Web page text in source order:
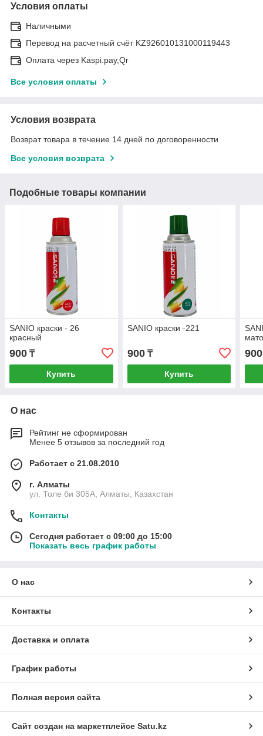
Условия оплаты
Наличными
Перевод на расчетный счёт KZ926010131000119443
Оплата через Kaspi.pay,Qr
Все условия оплаты
Условия возврата
Возврат товара в течение 14 дней по договоренности
Все условия возврата
Подобные товары компании
SANIO краски - 26
красный
900 ₸
Купить
SANIO краски -221
900₸
Купить
900
О нас
Рейтинг не сформирован
Менее 5 отзывов за последний год
Работает с 21.08.2010
г. Алматы
ул. Толе би 305А, Алматы, Казахстан
Контакты
Сегодня работает с 09:00 до 15:00
Показать весь график работы
О нас
Контакты
Доставка и оплата
График работы
Полная версия сайта
Сайт создан на маркетплейсе Satu.kz